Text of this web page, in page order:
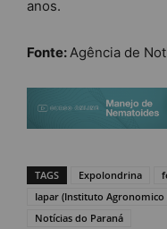
anos.
Fonte: Agência de
TAGS Expolondrina
Iapar (Instituto Agronomico
Notícias do Paraná